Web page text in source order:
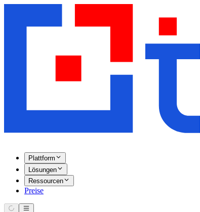
Plattform
Lösungen
Ressourcen
Preise